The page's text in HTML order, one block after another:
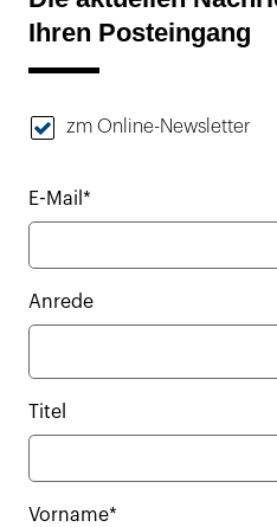
Ihren Posteingang
zm Online-Newsletter
E-Mail*
Anrede
Titel
Vorname*